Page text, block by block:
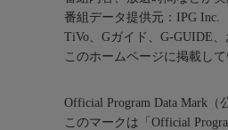
番組データ提供元：IPG Inc.
TiVo、Gガイド、G-GUIDE
このホームページに掲載し
Official Program Data Mark（
このマークは「Official